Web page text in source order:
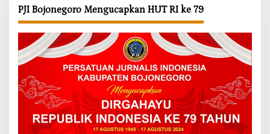
PJI Bojonegoro Mengucapkan HUT RI ke 79